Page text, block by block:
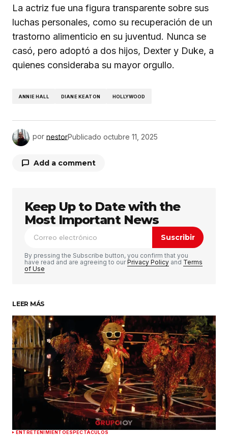
La actriz fue una figura transparente sobre sus
luchas personales, como su recuperación de un
trastorno alimenticio en su juventud. Nunca se
casó, pero adoptó a dos hijos, Dexter y Duke, a
quienes consideraba su mayor orgullo.
ANNIE HALL DIANE KEATON HOLLYWOOD
por nestorPublicado octubre 11, 2025
Add a comment
Tu dirección de correo electrónico no será
publicada. Los campos obligatorios están
marcados con *
Comentario *
Su nombre*
Tu correo electrónico*
Guardar mi nombre, correo electrónico y sitio
web en este navegador para la próxima vez que
haga un comentario.
Enviar comentario
Keep Up to Date with the
Most Important News
Suscribir
By pressing the Subscribe button, you confirm that you
have read and are agreeing to ourPrivacy Policy and Terms
of Use
LEER MÁS
ENTRETENIMIENTO ESPECTÁCULOS